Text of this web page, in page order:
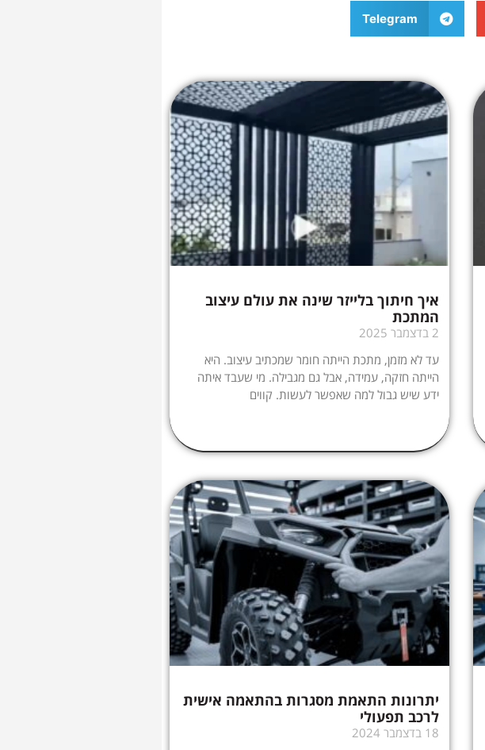
Telegram
איך חיתוך בלייזר שינה את עולם עיצוב
המתכת
2 בדצמבר 2025
עד לא מזמן, מתכת הייתה חומר שמכתיב עיצוב. היא
הייתה חזקה, עמידה, אבל גם מגבילה. מי שעבד איתה
ידע שיש גבול למה שאפשר לעשות. קווים
יתרונות התאמת מסגרות בהתאמה אישית
לרכב תפעולי
18 בדצמבר 2024